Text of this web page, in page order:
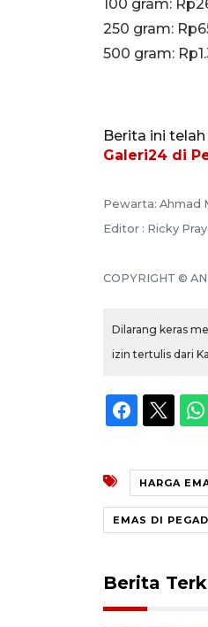
‎100 gram:
250 gram:
‎500 gram:
Berita ini
Galeri24 di
Pewarta: Ahmad
Editor : Ricky
COPYRIGHT ©
Dilarang keras
izin tertulis dari
HARGA
EMAS DI
Berita